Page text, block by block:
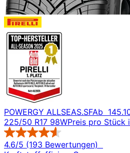
POWERGY ALLSEAS.SFAb
225/50 R17 98WPreis pro Stück
4.6/5 (193 Bewertungen)